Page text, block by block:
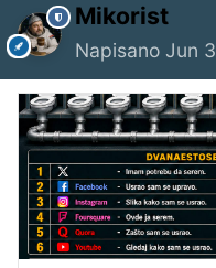
Mikorist
Napisano Jun 3